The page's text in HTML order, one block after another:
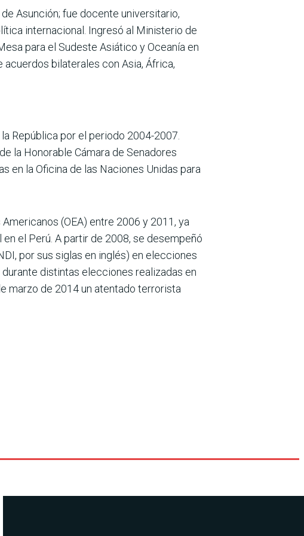
Asunción; fue docente universitario,
internacional. Ingresó al Ministerio de
para el Sudeste Asiático y Oceanía en
bilaterales con Asia, África,
República por el periodo 2004-2007.
la Honorable Cámara de Senadores
en la Oficina de las Naciones Unidas para
(OEA) entre 2006 y 2011, ya
el Perú. A partir de 2008, se desempeñó
por sus siglas en inglés) en elecciones
distintas elecciones realizadas en
marzo de 2014 un atentado terrorista